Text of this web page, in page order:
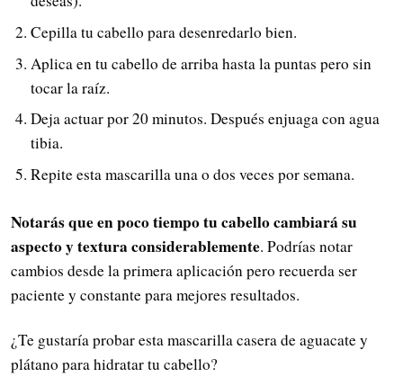
Cepilla tu cabello para desenredarlo bien.
Aplica en tu cabello de arriba hasta la puntas pero sin
tocar la raíz.
Deja actuar por 20 minutos. Después enjuaga con agua
tibia.
Repite esta mascarilla una o dos veces por semana.
Notarás que en poco tiempo tu cabello cambiará su
aspecto y textura considerablemente. Podrías notar
cambios desde la primera aplicación pero recuerda ser
paciente y constante para mejores resultados.
¿Te gustaría probar esta mascarilla casera de aguacate y
plátano para hidratar tu cabello?